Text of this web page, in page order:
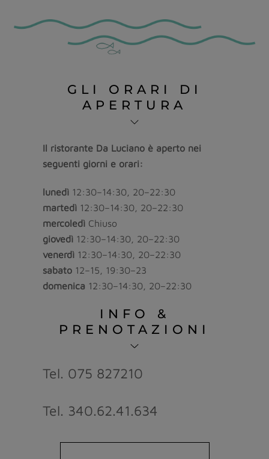
GLI ORARI DI
APERTURA
Il ristorante Da Luciano è aperto nei
seguenti giorni e orari:
lunedì 12:30–14:30, 20–22:30
martedì 12:30–14:30, 20–22:30
mercoledì Chiuso
giovedì 12:30–14:30, 20–22:30
venerdì 12:30–14:30, 20–22:30
sabato 12–15, 19:30–23
domenica 12:30–14:30, 20–22:30
INFO &
PRENOTAZIONI
Tel. 075 827210
Tel. 340.62.41.634